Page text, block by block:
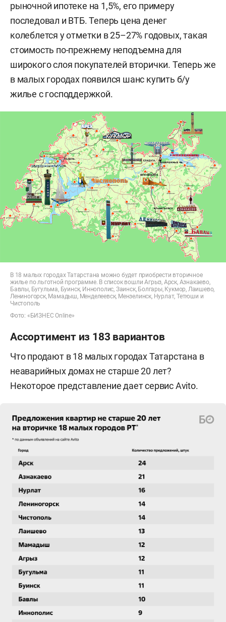
рыночной ипотеке на 1,5%, его примеру
последовал и ВТБ. Теперь цена денег
колеблется у отметки в 25–27% годовых, такая
стоимость по-прежнему неподъемна для
широкого слоя покупателей вторички. Теперь же
в малых городах появился шанс купить б/у
жилье с господдержкой.
В 18 малых городах Татарстана можно будет приобрести вторичное
жилье по льготной программе. В список вошли Агрыз, Арск, Азнакаево,
Бавлы, Бугульма, Буинск, Иннополис, Заинск, Болгары, Кукмор, Лаишево,
Лениногорск, Мамадыш, Менделеевск, Мензелинск, Нурлат, Тетюши и
Чистополь
Фото: «БИЗНЕС Online»
Ассортимент из 183 вариантов
Что продают в 18 малых городах Татарстана в
неаварийных домах не старше 20 лет?
Некоторое представление дает сервис Avito.